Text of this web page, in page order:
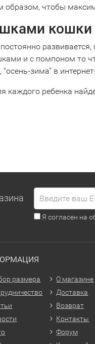
чтобы
кошки
и с помпоном то
"осень-зима" в
каждого ребенка
Я согласен на
размера
О магазине
Доставка
Возврат
Контакты
Форум